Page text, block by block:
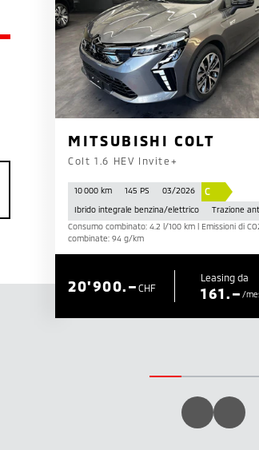
MITSUBISHI COLT
Colt 1.6 HEV Invite+
10 000 km 145 PS 03/2026 C
Ibrido integrale benzina/elettrico
Trazione
Consumo combinato: 4.2 l/100 km | Emissioni di
combinate: 94 g/km
CHF
20'900.– Leasing da
161.– /